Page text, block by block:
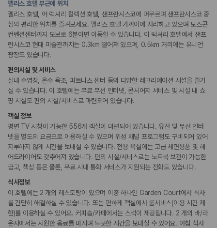
루프탑
리셉션 서비스
주차 대행
드라이클리닝/세탁서비스
콘시어지 서비스
간편 체크인/체크아웃
포터/벨보이
리무진 또는 타운카 서비스 이용가능
다국어 구사 가능 직원
웰빙 및 피트니스
피트니스/헬스시설
액티비티
골프시설
수영장
비즈니스
비즈니스 센터
컨퍼런스 센터
회의공간
연회장
팰리스 호텔 부근에 위치
팰리스 호텔, 어 럭셔리 컬렉션 호텔, 샌프란시스코에 머무르며 샌프란시스코 중
심의 편리한 위치를 즐겨보세요. 팰리스 호텔 가까이에 자리하고 있으며 모스콘
컨벤션센터까지 도보로 6분이면 이동할 수 있습니다. 이 럭셔리 호텔에서 샌프
란시스코 현대 미술관까지는 0.3km 떨어져 있으며, 0.5km 거리에는 유니언
광장도 있습니다.
편의시설 및 서비스
실내 수영장, 온수 욕조, 피트니스 센터 등의 다양한 레크리에이션 시설을 즐기
실 수 있습니다. 이 호텔에는 무료 무선 인터넷, 콘시어지 서비스 및 시설 내 쇼
핑 시설도 편의 시설/서비스로 마련되어 있습니다.
객실 정보
평면 TV 시청이 가능한 556개 객실이 마련되어 있습니다. 유선 및 무선 인터
넷을 별도의 요금으로 이용하실 수 있으며 위성 채널 프로그램도 구비되어 있어
지루하지 않게 시간을 보내실 수 있습니다. 전용 욕실에는 고급 세면용품 및 헤
어드라이어도 갖추어져 있습니다. 편의 시설/서비스로는 노트북 보관이 가능한
금고, 책상 등은 물론, 무료 시내 통화 서비스가 지원되는 전화도 있습니다.
식사정보
이 호텔에는 2 개의 레스토랑이 있으며 이중 하나인 Garden Court에서 식사
를 간단히 해결하실 수 있습니다. 또는 편하게 객실에서 룸서비스(이용 시간 제
한)를 이용하실 수 있어요. 커피숍/카페에서는 스낵이 제공됩니다. 2 개의 바/라
운지에서는 시원한 음료를 마시며 느긋한 시간을 보내실 수 있어요. 아침 식사